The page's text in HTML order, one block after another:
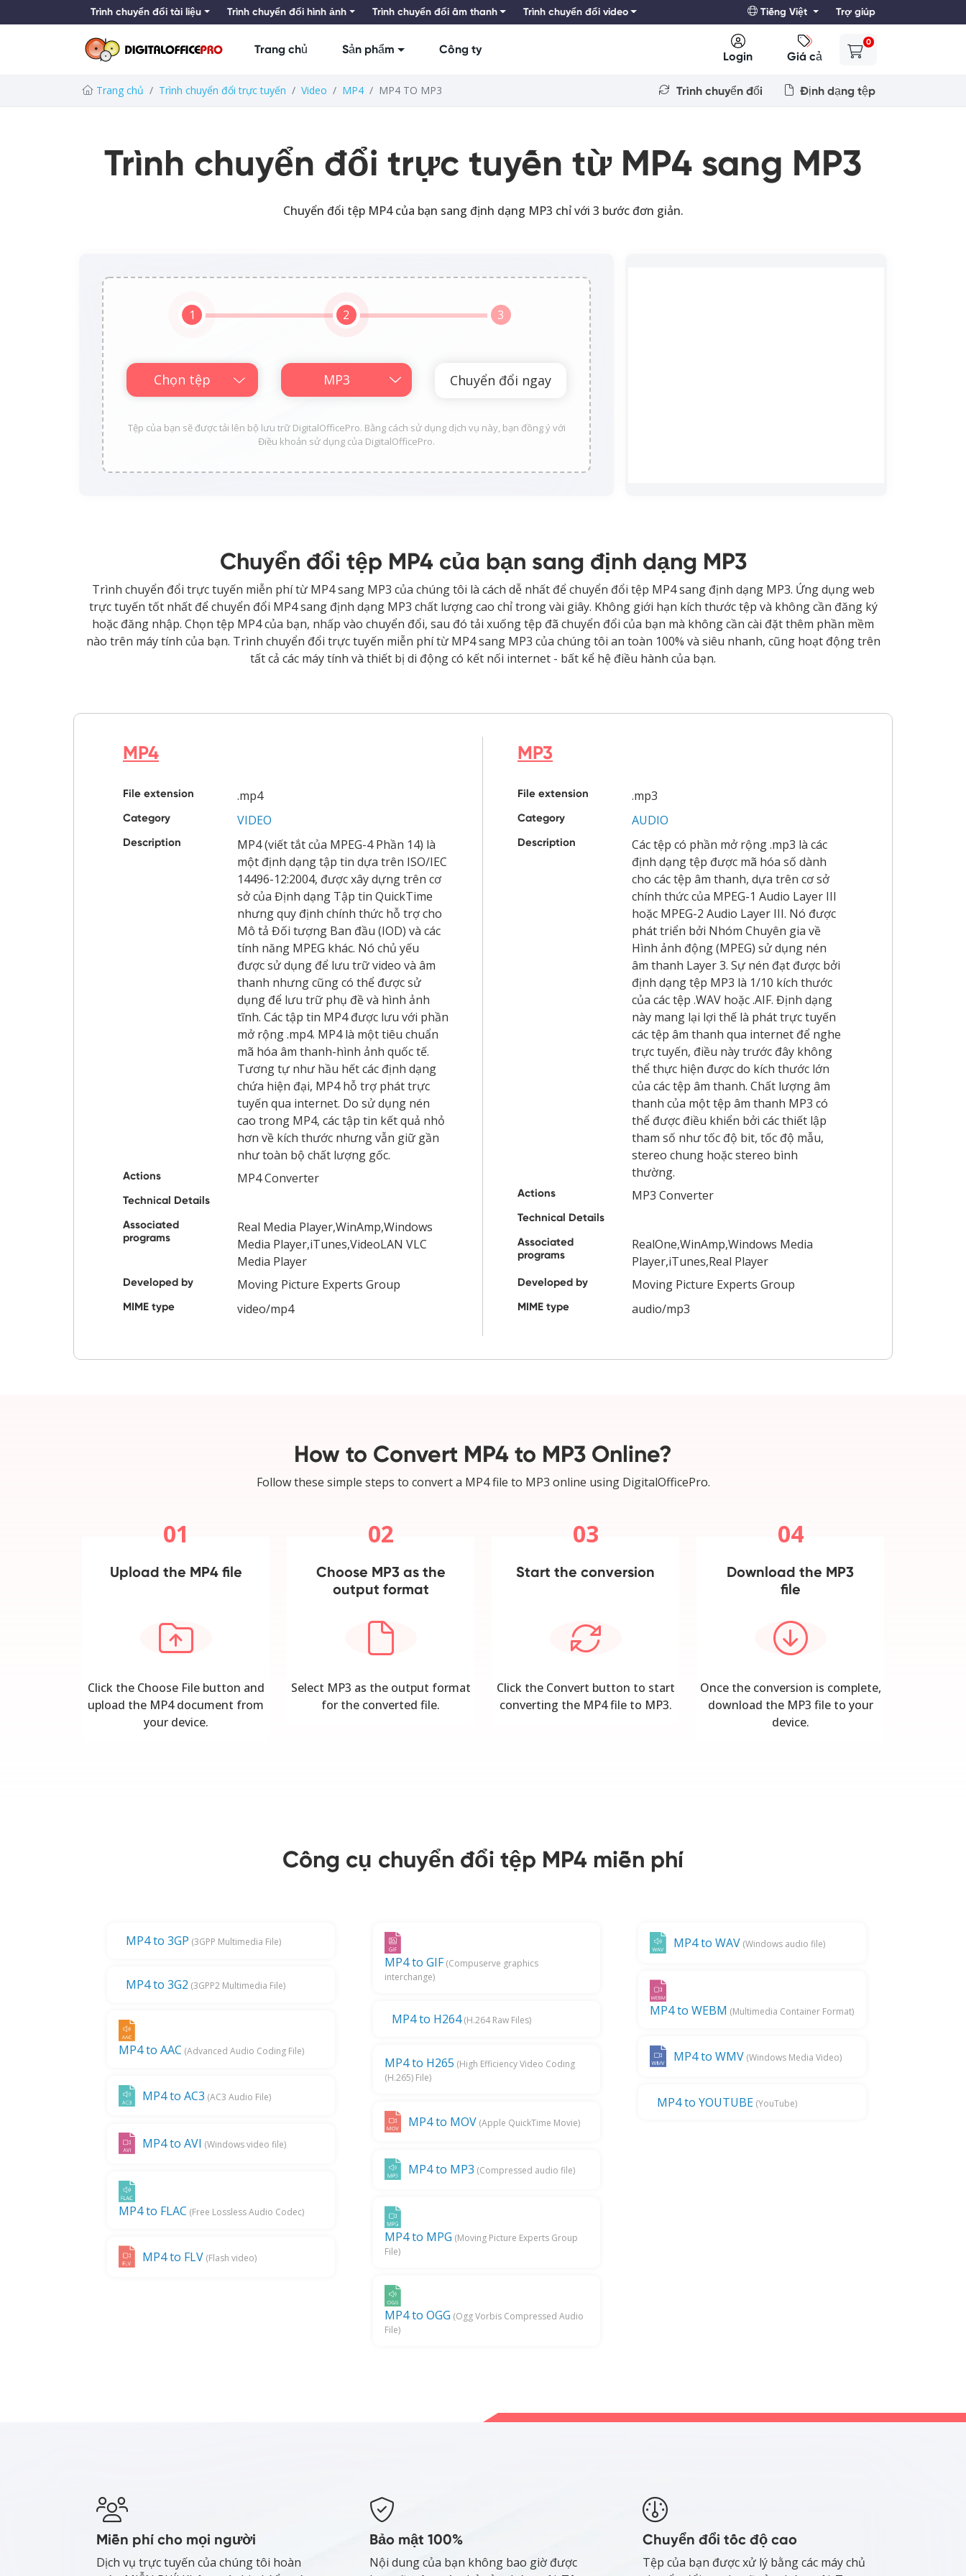
Trình chuyển đổi tài liệu Trình chuyển đổi hình ảnh Trình chuyển đổi âm thanh Trình chuyển đổi video Tiếng Việt Trợ giúp
Trang chủ Sản phẩm Công ty
Login Giá cả
0
Trang chủ Trình chuyển đổi trực tuyến Video MP4 MP4 TO MP3 Trình chuyển đổi Định dạng tệp
Trình chuyển đổi trực tuyến từ MP4 sang MP3
Chuyển đổi tệp MP4 của bạn sang định dạng MP3 chỉ với 3 bước đơn giản.
1
Chọn tệp
2 3
Tệp của bạn sẽ được tải lên bộ lưu trữ DigitalOfficePro. Bằng cách sử dụng dịch vụ này, bạn đồng ý với
Điều khoản sử dụng của DigitalOfficePro.
Chuyển đổi tệp MP4 của bạn sang định dạng MP3
Trình chuyển đổi trực tuyến miễn phí từ MP4 sang MP3 của chúng tôi là cách dễ nhất để chuyển đổi tệp MP4 sang định dạng MP3. Ứng dụng web
trực tuyến tốt nhất để chuyển đổi MP4 sang định dạng MP3 chất lượng cao chỉ trong vài giây. Không giới hạn kích thước tệp và không cần đăng ký
hoặc đăng nhập. Chọn tệp MP4 của bạn, nhấp vào chuyển đổi, sau đó tải xuống tệp đã chuyển đổi của bạn mà không cần cài đặt thêm phần mềm
nào trên máy tính của bạn. Trình chuyển đổi trực tuyến miễn phí từ MP4 sang MP3 của chúng tôi an toàn 100% và siêu nhanh, cũng hoạt động trên
tất cả các máy tính và thiết bị di động có kết nối internet - bất kể hệ điều hành của bạn.
MP4
File extension .mp4
Category VIDEO
Description
MP4 (viết tắt của MPEG-4 Phần 14) là
một định dạng tập tin dựa trên ISO/IEC
14496-12:2004, được xây dựng trên cơ
sở của Định dạng Tập tin QuickTime
nhưng quy định chính thức hỗ trợ cho
Mô tả Đối tượng Ban đầu (IOD) và các
tính năng MPEG khác. Nó chủ yếu
được sử dụng để lưu trữ video và âm
thanh nhưng cũng có thể được sử
dụng để lưu trữ phụ đề và hình ảnh
tĩnh. Các tập tin MP4 được lưu với phần
mở rộng .mp4. MP4 là một tiêu chuẩn
mã hóa âm thanh-hình ảnh quốc tế.
Tương tự như hầu hết các định dạng
chứa hiện đại, MP4 hỗ trợ phát trực
tuyến qua internet. Do sử dụng nén
cao trong MP4, các tập tin kết quả nhỏ
hơn về kích thước nhưng vẫn giữ gần
như toàn bộ chất lượng gốc.
Actions MP4 Converter
Technical Details
Associated
programs
Real Media Player,WinAmp,Windows
Media Player,iTunes,VideoLAN VLC
Media Player
Developed by Moving Picture Experts Group
MIME type video/mp4
MP3
File extension .mp3
Category AUDIO
Description
Các tệp có phần mở rộng .mp3 là các
định dạng tệp được mã hóa số dành
cho các tệp âm thanh, dựa trên cơ sở
chính thức của MPEG-1 Audio Layer III
hoặc MPEG-2 Audio Layer III. Nó được
phát triển bởi Nhóm Chuyên gia về
Hình ảnh động (MPEG) sử dụng nén
âm thanh Layer 3. Sự nén đạt được bởi
định dạng tệp MP3 là 1/10 kích thước
của các tệp .WAV hoặc .AIF. Định dạng
này mang lại lợi thế là phát trực tuyến
các tệp âm thanh qua internet để nghe
trực tuyến, điều này trước đây không
thể thực hiện được do kích thước lớn
của các tệp âm thanh. Chất lượng âm
thanh của một tệp âm thanh MP3 có
thể được điều khiển bởi các thiết lập
tham số như tốc độ bit, tốc độ mẫu,
stereo chung hoặc stereo bình
thường.
Actions MP3 Converter
Technical Details
Associated
programs
RealOne,WinAmp,Windows Media
Player,iTunes,Real Player
Developed by Moving Picture Experts Group
MIME type audio/mp3
How to Convert MP4 to MP3 Online?
Follow these simple steps to convert a MP4 file to MP3 online using DigitalOfficePro.
01
Upload the MP4 file
Click the Choose File button and
upload the MP4 document from
your device.
02
Choose MP3 as the
output format
Select MP3 as the output format
for the converted file.
03
Start the conversion
Click the Convert button to start
converting the MP4 file to MP3.
04
Download the MP3
file
Once the conversion is complete,
download the MP3 file to your
device.
Công cụ chuyển đổi tệp MP4 miễn phí
MP4 to 3GP (3GPP Multimedia File)
MP4 to 3G2 (3GPP2 Multimedia File)
MP4 to AAC (Advanced Audio Coding File)
MP4 to AC3 (AC3 Audio File)
MP4 to AVI (Windows video file)
MP4 to FLAC (Free Lossless Audio Codec)
MP4 to FLV (Flash video)
MP4 to GIF(Compuserve graphics
interchange)
MP4 to H264(H.264 Raw Files)
MP4 to H265 (High Efficiency Video Coding
(H.265) File)
MP4 to MOV (Apple QuickTime Movie)
MP4 to MP3 (Compressed audio file)
MP4 to MPG (Moving Picture Experts Group
File)
MP4 to OGG (Ogg Vorbis Compressed Audio
File)
MP4 to WAV (Windows audio file)
MP4 to WEBM (Multimedia Container Format)
MP4 to WMV (Windows Media Video)
MP4 to YOUTUBE(YouTube)
Miễn phí cho mọi người
Dịch vụ trực tuyến của chúng tôi hoàn
Bảo mật 100%
Nội dung của bạn không bao giờ được
Chuyển đổi tốc độ cao
Tệp của bạn được xử lý bằng các máy chủ